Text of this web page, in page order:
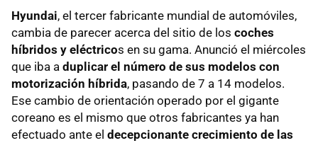
Hyundai, el tercer fabricante mundial de automóviles,
cambia de parecer acerca del sitio de los coches
híbridos y eléctricos en su gama. Anunció el miércoles
que iba a duplicar el número de sus modelos con
motorización híbrida, pasando de 7 a 14 modelos.
Ese cambio de orientación operado por el gigante
coreano es el mismo que otros fabricantes ya han
efectuado ante el decepcionante crecimiento de las